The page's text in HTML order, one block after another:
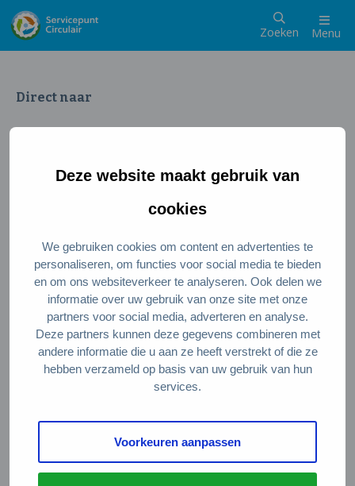
Deze website maakt gebruik van
cookies
We gebruiken cookies om content en advertenties te
personaliseren, om functies voor social media te bieden
en om ons websiteverkeer te analyseren. Ook delen we
informatie over uw gebruik van onze site met onze
partners voor social media, adverteren en analyse.
Deze partners kunnen deze gegevens combineren met
andere informatie die u aan ze heeft verstrekt of die ze
hebben verzameld op basis van uw gebruik van hun
services.
Voorkeuren aanpassen
Zoeken Menu
Direct naar
Wat is een circulaire samenleving
Meedoen als ondernemer
Circulaire producten en diensten
Wie zijn wij?
Over ons
Stel je vraag
Servicepunt Team
Veelgestelde vragen
De Natuur en Milieufederaties
Arthur van Schendelstraat 600